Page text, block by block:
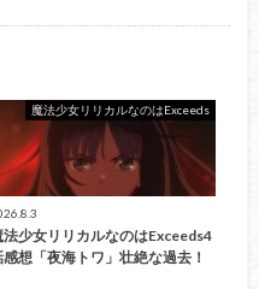
魔法少女リリカルなのはExceeds
法少女リリカルなのはExceeds4
感想「夜海トワ」壮絶な過去！